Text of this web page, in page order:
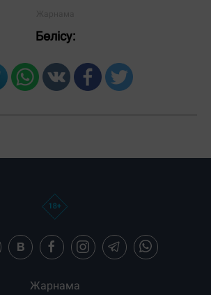
Бөлісу:
Жарнама